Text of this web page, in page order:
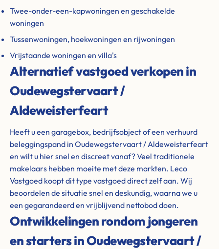
Twee-onder-een-kapwoningen en geschakelde
woningen
Tussenwoningen, hoekwoningen en rijwoningen
Vrijstaande woningen en villa's
Alternatief vastgoed verkopen in
Oudewegstervaart /
Aldeweisterfeart
Heeft u een garagebox, bedrijfsobject of een verhuurd
beleggingspand in Oudewegstervaart / Aldeweisterfeart
en wilt u hier snel en discreet vanaf? Veel traditionele
makelaars hebben moeite met deze markten. Leco
Vastgoed koopt dit type vastgoed direct zelf aan. Wij
beoordelen de situatie snel en deskundig, waarna we u
een gegarandeerd en vrijblijvend nettobod doen.
Ontwikkelingen rondom jongeren
en starters in Oudewegstervaart /